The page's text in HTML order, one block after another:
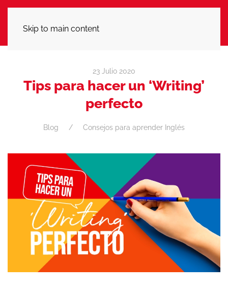
Skip to main content
23 Julio 2020
Tips para hacer un ‘Writing’
perfecto
Blog Consejos para aprender Inglés